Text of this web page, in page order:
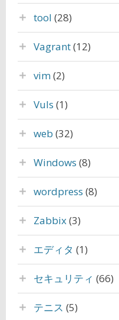
tool (28)
Vagrant(12)
vim(2)
Vuls (1)
web (32)
Windows (8)
wordpress (8)
Zabbix(3)
エディタ (1)
セキュリティ (66)
テニス (5)